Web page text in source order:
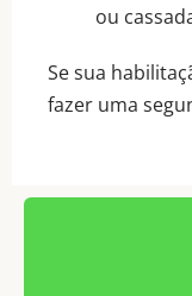
ou
Se sua
fazer uma